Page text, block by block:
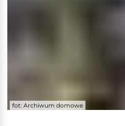
fot: Archiwum domowe